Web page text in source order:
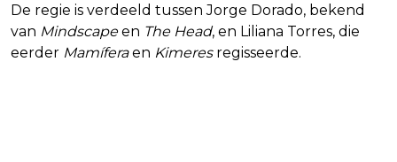
De regie is verdeeld tussen Jorge Dorado, bekend
van Mindscapeen The Head, en Liliana Torres, die
eerder Mamíferaen Kimeresregisseerde.